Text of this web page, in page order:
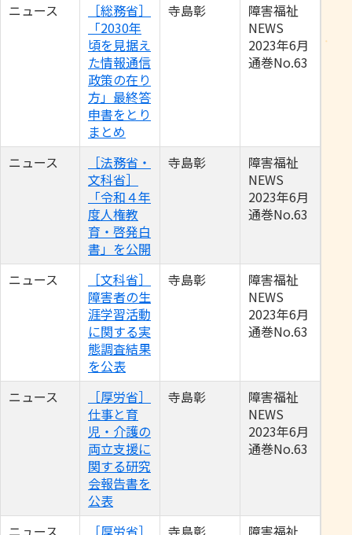
ニュース
［総務省］
「2030年
頃を見据え
た情報通信
政策の在り
方」最終答
申書をとり
まとめ
寺島彰
障害福祉
NEWS
2023年6月
通巻No.63
ニュース
［法務省・
文科省］
「令和４年
度人権教
育・啓発白
書」を公開
寺島彰
障害福祉
NEWS
2023年6月
通巻No.63
ニュース
［文科省］
障害者の生
涯学習活動
に関する実
態調査結果
を公表
寺島彰
障害福祉
NEWS
2023年6月
通巻No.63
ニュース
［厚労省］
仕事と育
児・介護の
両立支援に
関する研究
会報告書を
公表
寺島彰
障害福祉
NEWS
2023年6月
通巻No.63
ニュース
［厚労省］
寺島彰
障害福祉